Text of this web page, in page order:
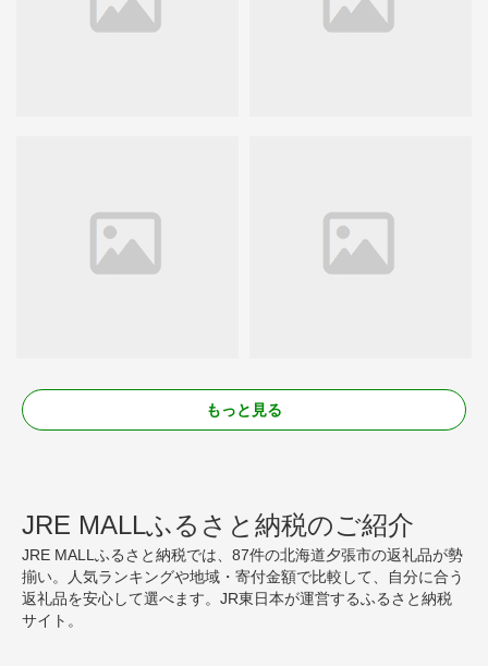
もっと見る
JRE MALLふるさと納税のご紹介
JRE MALLふるさと納税では、87件の北海道夕張市の返礼品が勢
揃い。人気ランキングや地域・寄付金額で比較して、自分に合う
返礼品を安心して選べます。JR東日本が運営するふるさと納税
サイト。